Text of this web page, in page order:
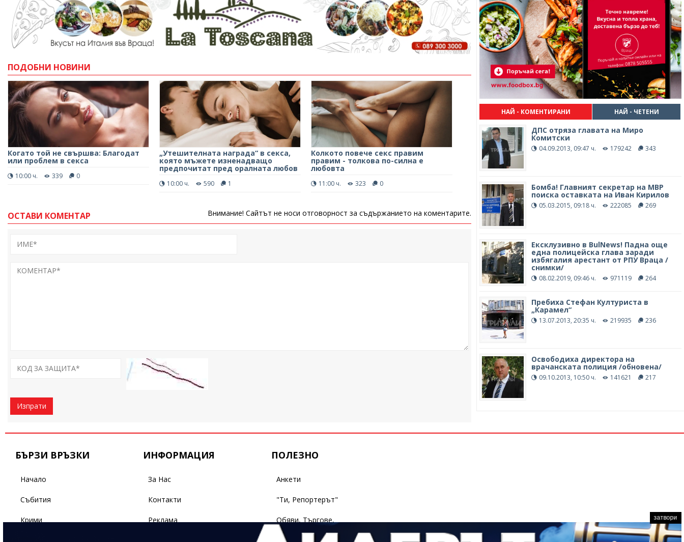
ПОДОБНИ НОВИНИ
Когато той не свършва: Благодат
или проблем в секса
10:00 ч. 339 0
„Утешителната награда“ в секса,
която мъжете изненадващо
предпочитат пред оралната любов
10:00 ч. 590 1
Колкото повече секс правим
правим - толкова по-силна е
любовта
11:00 ч. 323 0
ОСТАВИ КОМЕНТАР Внимание! Сайтът не носи отговорност за съдържанието на коментарите.
Изпрати
НАЙ - КОМЕНТИРАНИ НАЙ - ЧЕТЕНИ
ДПС отряза главата на Миро
Комитски
04.09.2013, 09:47 ч. 179242 343
Бомба! Главният секретар на МВР
поиска оставката на Иван Кирилов
05.03.2015, 09:18 ч. 222085 269
Ексклузивно в BulNews! Падна още
една полицейска глава заради
избягалия арестант от РПУ Враца /
снимки/
08.02.2019, 09:46 ч. 971119 264
Пребиха Стефан Културиста в
„Карамел“
13.07.2013, 20:35 ч. 219935 236
Освободиха директора на
врачанската полиция /обновена/
09.10.2013, 10:50 ч. 141621 217
БЪРЗИ ВРЪЗКИ
Начало
Събития
Крими
ИНФОРМАЦИЯ
За Нас
Контакти
Реклама
ПОЛЕЗНО
Анкети
"Ти, Репортерът"
Обяви, Търгове,
Съобщения
затвори